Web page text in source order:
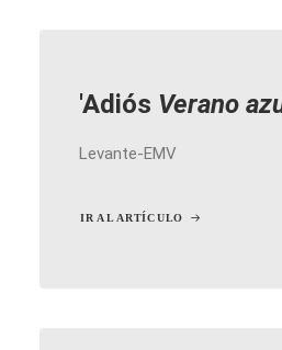
'Adiós Verano
Levante-EMV
IR AL ARTÍCULO